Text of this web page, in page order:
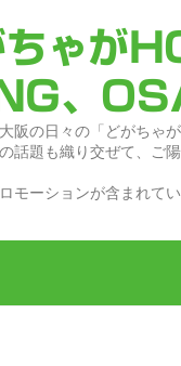
ちゃが
、
阪の日々の「どがちゃ
の話題も織り交ぜて、ご
＜本
モーションが含まれて